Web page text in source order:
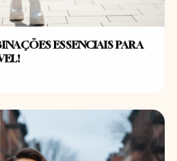
ESSENCIAIS PARA